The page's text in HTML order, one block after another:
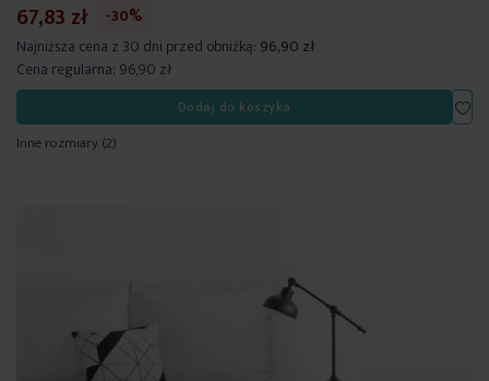
67,83 zł
-30%
Najniższa cena z 30 dni przed obniżką: 96,90 zł
Cena regularna: 96,90 zł
Dodaj do koszyka
Inne rozmiary(2)